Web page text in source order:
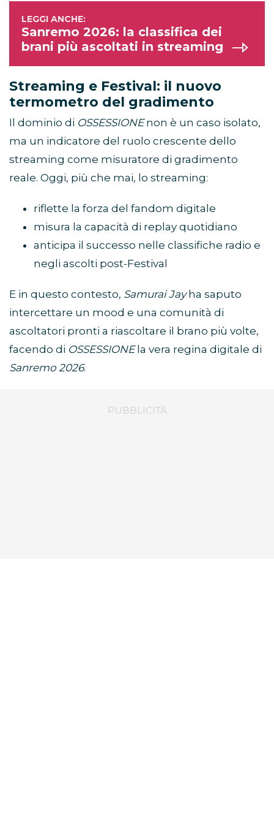
Sanremo 2026: la classifica dei
brani più ascoltati in streaming
Streaming e Festival: il nuovo
termometro del gradimento
Il dominio di OSSESSIONEnon è un caso isolato,
ma un indicatore del ruolo crescente dello
streaming come misuratore di gradimento
reale. Oggi, più che mai, lo streaming:
riflette la forza del fandom digitale
misura la capacità di replay quotidiano
anticipa il successo nelle classifiche radio e
negli ascolti post-Festival
E in questo contesto, Samurai Jayha saputo
intercettare un mood e una comunità di
ascoltatori pronti a riascoltare il brano più volte,
facendo di OSSESSIONEla vera regina digitale di
Sanremo 2026.